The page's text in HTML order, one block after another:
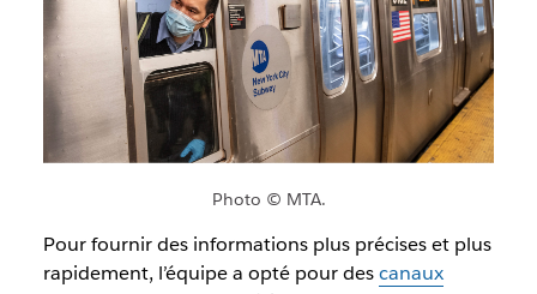
Photo © MTA.
Pour fournir des informations plus précises et plus
rapidement, l’équipe a opté pour descanaux